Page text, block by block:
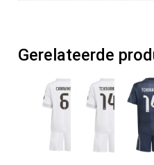
Gerelateerde